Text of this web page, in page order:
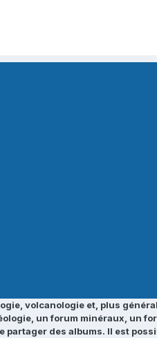
volcanologie et, plus
un forum minéraux, un
des albums. Il est